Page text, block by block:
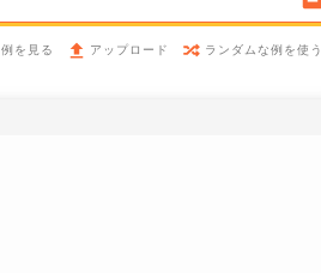
例を見る アップロード ランダムな例を使う